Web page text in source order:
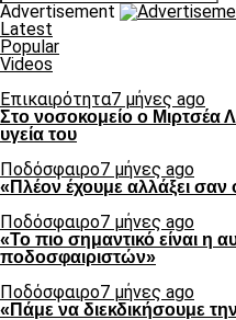
Advertisement
Latest
Popular
Videos
Επικαιρότητα7 μήνες ago
Στο νοσοκομείο ο Μιρτσέα
υγεία του
Ποδόσφαιρο7 μήνες ago
«Πλέον έχουμε αλλάξει
Ποδόσφαιρο7 μήνες ago
«Το πιο σημαντικό είναι η
ποδοσφαιριστών»
Ποδόσφαιρο7 μήνες ago
«Πάμε να διεκδικήσουμε